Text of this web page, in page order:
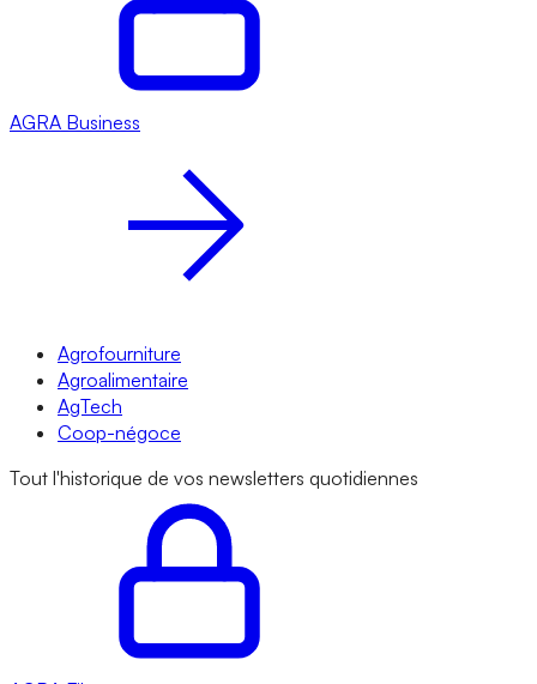
AGRA Business
Agrofourniture
Agroalimentaire
AgTech
Coop-négoce
Tout l'historique de vos newsletters quotidiennes